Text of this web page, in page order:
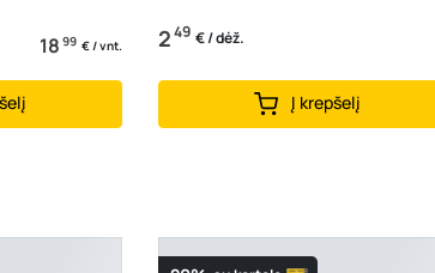
18 99 € / vnt. 249 € / dėž.
Į krepšelį